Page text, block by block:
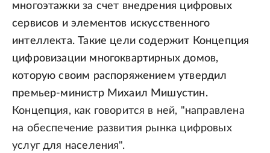
многоэтажки за счет внедрения цифровых
сервисов и элементов искусственного
интеллекта. Такие цели содержит Концепция
цифровизации многоквартирных домов,
которую своим распоряжением утвердил
премьер-министр Михаил Мишустин.
Концепция, как говорится в ней, "направлена
на обеспечение развития рынка цифровых
услуг для населения".